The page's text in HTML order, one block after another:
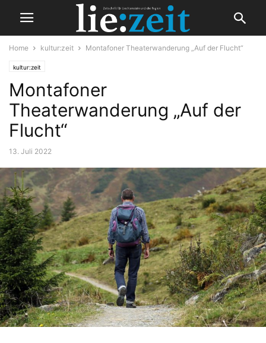
Home kultur:zeit Montafoner Theaterwanderung „Auf der Flucht“
kultur:zeit
Montafoner
Theaterwanderung „Auf der
Flucht“
13. Juli 2022